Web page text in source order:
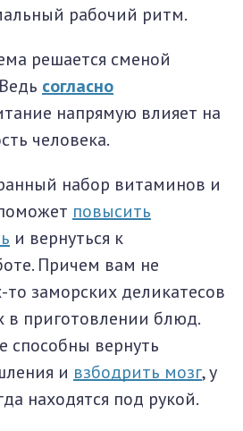
рабочий ритм.
решается сменой
согласно
напрямую влияет на
человека.
набор витаминов и
повысить
и вернуться к
Причем вам не
то заморских деликатесов
в приготовлении блюд.
способны вернуть
и взбодрить мозг, у
находятся под рукой.